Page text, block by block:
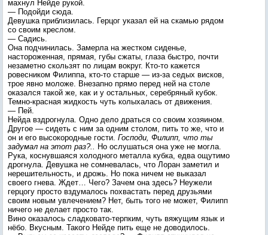
махнул Нейде рукой.
— Подойди сюда.
Девушка приблизилась. Герцог указал ей на скамью рядом
со своим креслом.
— Садись.
Она подчинилась. Замерла на жестком сиденье,
настороженная, прямая, губы сжаты, глаза быстро, почти
незаметно скользят по лицам вокруг. Кто-то кажется
ровесником Филиппа, кто-то старше — из-за седых висков,
трое явно моложе. Внезапно прямо перед ней на столе
оказался такой же, как и у остальных, серебряный кубок.
Темно-красная жидкость чуть колыхалась от движения.
— Пей.
Нейда вздрогнула. Одно дело драться со своим хозяином.
Другое — сидеть с ним за одним столом, пить то же, что и
он и его высокородные гости. Господи, Филипп, что ты
задумал на этот раз?.. Но ослушаться она уже не могла.
Рука, коснувшаяся холодного металла кубка, едва ощутимо
дрогнула. Девушка не сомневалась, что Лоран заметил и
нерешительность, и дрожь. Но пока ничем не выказал
своего гнева. Ждет… Чего? Зачем она здесь? Неужели
герцогу просто вздумалось похвастать перед друзьями
своим новым увлечением? Нет, быть того не может, Филипп
ничего не делает просто так.
Вино оказалось сладковато-терпким, чуть вяжущим язык и
нёбо. Вкусным. Такого Нейде пить еще не доводилось.